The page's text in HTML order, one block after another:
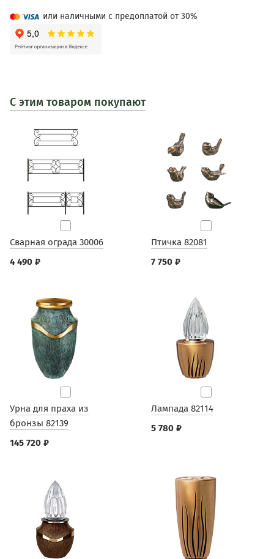
или наличными с предоплатой от 30%
С этим товаром покупают
Cварная ограда 30006
4 490 ₽
Птичка 82081
7 750 ₽
Урна для праха из
бронзы 82139
145 720 ₽
Лампада 82114
5 780 ₽